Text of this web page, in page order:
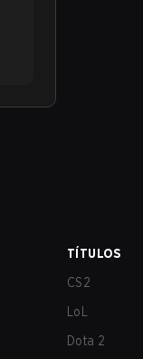
TÍTULOS
CS2
LoL
Dota 2